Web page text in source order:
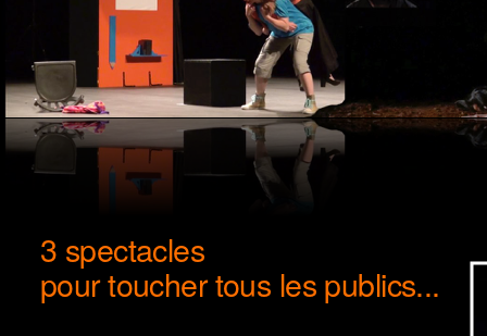
3 spectacles
pour toucher tous les publics...